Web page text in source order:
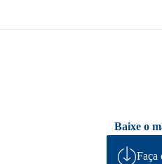
Baixe o
Faça